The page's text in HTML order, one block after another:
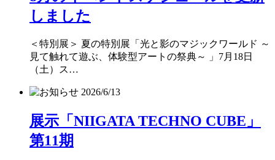
しました
＜特別展＞ 夏の特別展「光と影のマジックワールド ～
見て触れて遊ぶ、体験型アートの祭典～ 」7月18日
（土）ス…
2026/6/13
展示「NIIGATA TECHNO CUBE」
第11期